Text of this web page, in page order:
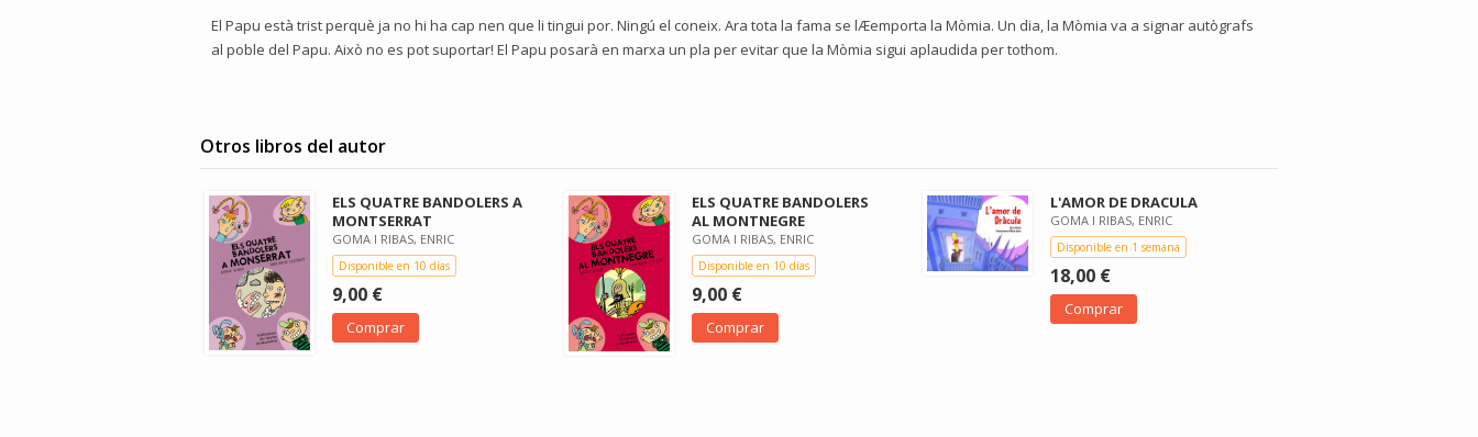
El Papu està trist perquè ja no hi ha cap nen que li tingui por. Ningú el coneix. Ara tota la fama se lÆemporta la Mòmia. Un dia, la Mòmia va a signar autògrafs
al poble del Papu. Això no es pot suportar! El Papu posarà en marxa un pla per evitar que la Mòmia sigui aplaudida per tothom.
Otros libros del autor
ELS QUATRE BANDOLERS A
MONTSERRAT
GOMA I RIBAS, ENRIC
Disponible en 10 días
9,00 €
Comprar
ELS QUATRE BANDOLERS
AL MONTNEGRE
GOMA I RIBAS, ENRIC
Disponible en 10 días
9,00 €
Comprar
L'AMOR DE DRACULA
GOMA I RIBAS, ENRIC
Disponible en 1 semana
18,00 €
Comprar